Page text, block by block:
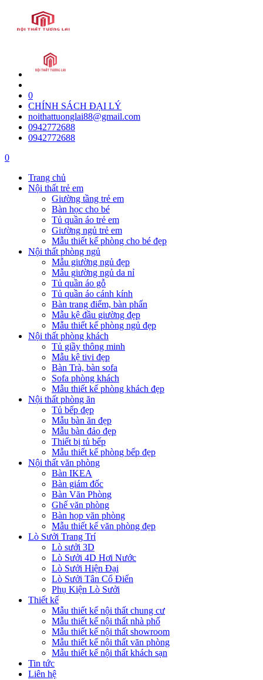
0
CHÍNH SÁCH ĐẠI LÝ
noithattuonglai88@gmail.com
0942772688
0942772688
0
Trang chủ
Nội thất trẻ em
Giường tầng trẻ em
Bàn học cho bé
Tủ quần áo trẻ em
Giường ngủ trẻ em
Mẫu thiết kế phòng cho bé đẹp
Nội thất phòng ngủ
Mẫu giường ngủ đẹp
Mẫu giường ngủ da nỉ
Tủ quần áo gỗ
Tủ quần áo cánh kính
Bàn trang điểm, bàn phấn
Mẫu kệ đầu giường đẹp
Mẫu thiết kế phòng ngủ đẹp
Nội thất phòng khách
Tủ giầy thông minh
Mẫu kệ tivi đẹp
Bàn Trà, bàn sofa
Sofa phòng khách
Mẫu thiết kế phòng khách đẹp
Nội thất phòng ăn
Tủ bếp đẹp
Mẫu bàn ăn đẹp
Mẫu bàn đảo đẹp
Thiết bị tủ bếp
Mẫu thiết kế phòng bếp đẹp
Nội thất văn phòng
Bàn IKEA
Bàn giám đốc
Bàn Văn Phòng
Ghế văn phòng
Bàn họp văn phòng
Mẫu thiết kế văn phòng đẹp
Lò Sưởi Trang Trí
Lò sưởi 3D
Lò Sưởi 4D Hơi Nước
Lò Sưởi Hiện Đại
Lò Sưởi Tân Cổ Điển
Phụ Kiện Lò Sưởi
Thiết kế
Mẫu thiết kế nội thất chung cư
Mẫu thiết kế nội thất nhà phố
Mẫu thiết kế nội thất showroom
Mẫu thiết kế nội thất văn phòng
Mẫu thiết kế nội thất khách sạn
Tin tức
Liên hệ